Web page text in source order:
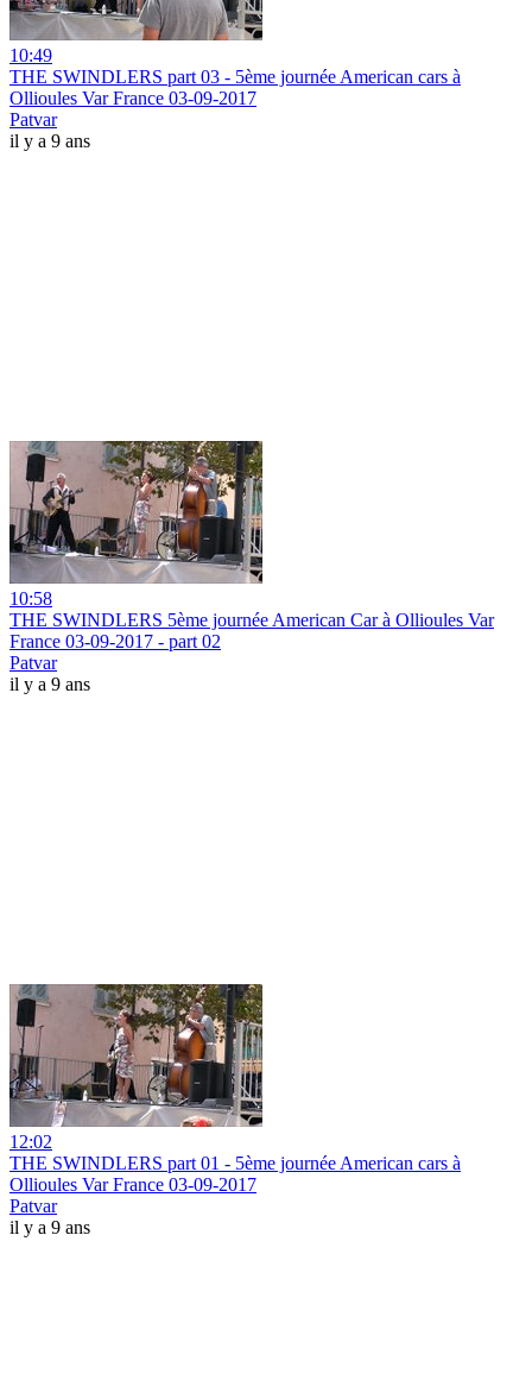
10:49
THE SWINDLERS part 03 - 5ème journée American cars à
Ollioules Var France 03-09-2017
Patvar
il y a 9 ans
10:58
THE SWINDLERS 5ème journée American Car à Ollioules Var
France 03-09-2017 - part 02
Patvar
il y a 9 ans
12:02
THE SWINDLERS part 01 - 5ème journée American cars à
Ollioules Var France 03-09-2017
Patvar
il y a 9 ans